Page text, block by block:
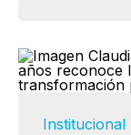
Institucional